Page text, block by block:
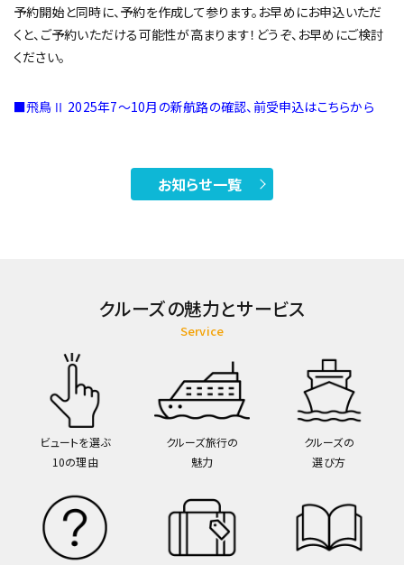
予約開始と同時に、予約を作成して参ります。お早めにお申込いただ
くと、ご予約いただける可能性が高まります！どうぞ、お早めにご検討
ください。
■飛鳥Ⅱ 2025年7～10月の新航路の確認、前受申込はこちらから
お知らせ一覧
クルーズの魅力とサービス
Service
ビュートを選ぶ
10の理由
クルーズ旅行の
魅力
クルーズの
選び方